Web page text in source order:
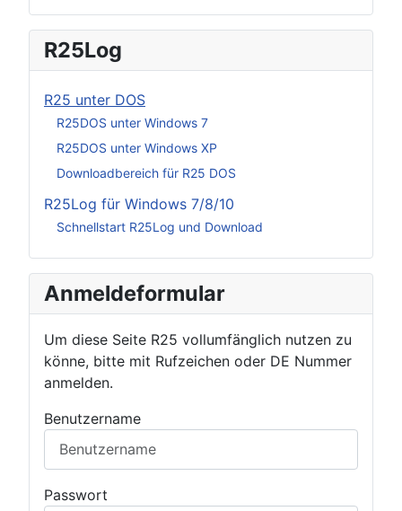
R25Log
R25 unter DOS
R25DOS unter Windows 7
R25DOS unter Windows XP
Downloadbereich für R25 DOS
R25Log für Windows 7/8/10
Schnellstart R25Log und Download
Anmeldeformular
Um diese Seite R25 vollumfänglich nutzen zu
könne, bitte mit Rufzeichen oder DE Nummer
anmelden.
Benutzername
Passwort